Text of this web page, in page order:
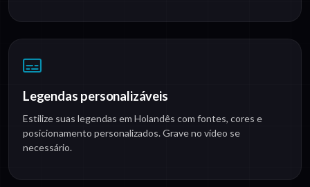
Legendas personalizáveis
Estilize suas legendas em Holandês com fontes, cores e
posicionamento personalizados. Grave no vídeo se
necessário.